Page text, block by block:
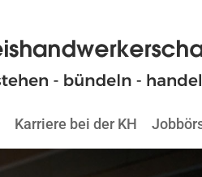
Karriere bei der KH